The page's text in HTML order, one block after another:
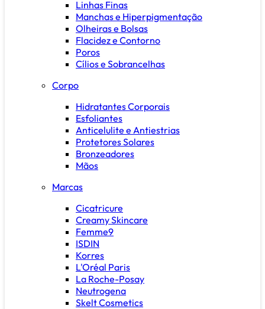
Linhas Finas
Manchas e Hiperpigmentação
Olheiras e Bolsas
Flacidez e Contorno
Poros
Cílios e Sobrancelhas
Corpo
Hidratantes Corporais
Esfoliantes
Anticelulite e Antiestrias
Protetores Solares
Bronzeadores
Mãos
Marcas
Cicatricure
Creamy Skincare
Femme9
ISDIN
Korres
L'Oréal Paris
La Roche-Posay
Neutrogena
Skelt Cosmetics